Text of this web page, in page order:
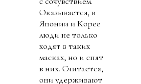
Оказывается, в
Японии и Корее
люди не только
ходят в таких
масках, но и спят
в них. Считается,
они удерживают